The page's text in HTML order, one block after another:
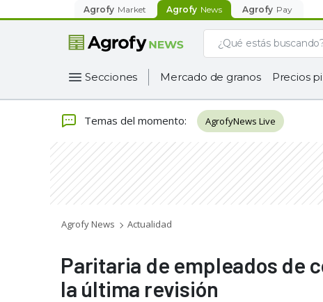
Agrofy Market Agrofy News Agrofy Pay
Secciones Mercado de granos Precios
Temas del momento: AgrofyNews Live
Agrofy News Actualidad
Paritaria de empleados de
la última revisión